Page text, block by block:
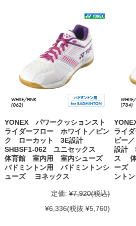
YONEX パワークッションスト
ライダーフロー ホワイト／ピン
ク ローカット 3E設計
SHBSF1-062 ユニセックス
体育館 室内用 室内シューズ
バドミントン用 バドミントンシ
ューズ ヨネックス
定価: ¥7,920(税込)
¥6,336(税抜 ¥5,760)
ライ
ビー
設計
ス 体
ーズ
ント